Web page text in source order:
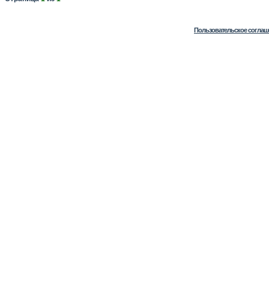
Пользовательское